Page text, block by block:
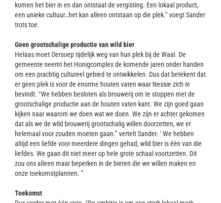
komen het bier in en dan ontstaat de vergisting. Een lokaal product,
een unieke cultuur…het kan alleen ontstaan op die plek.” voegt Sander
trots toe.
Geen grootschalige productie van wild bier
Helaas moet Oersoep tijdelijk weg van hun plek bij de Waal. De
gemeente neemt het Honigcomplex de komende jaren onder handen
om een prachtig cultureel gebied te ontwikkelen. Dus dat betekent dat
er geen plek is voor de enorme houten vaten waar Nessie zich in
bevindt. “We hebben besloten als brouwerij om te stoppen met de
grootschalige productie aan de houten vaten kant. We zijn goed gaan
kijken naar waarom we doen wat we doen. We zijn er achter gekomen
dat als we de wild brouwerij grootschalig willen doorzetten, we er
helemaal voor zouden moeten gaan.” vertelt Sander. ‘ We hebben
altijd een liefde voor meerdere dingen gehad, wild bier is éèn van die
liefdes. We gaan dit niet meer op hele grote schaal voortzetten. Dit
zou ons alleen maar beperken in de bieren die we willen maken en
onze toekomstplannen. ”
Toekomst